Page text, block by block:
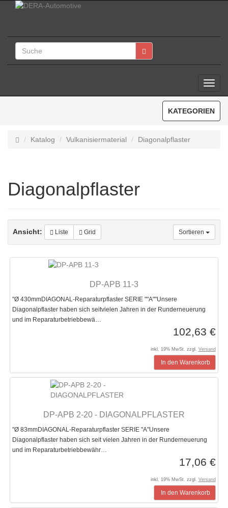
KATEGORIEN
Katalog Vulkanisiermaterial Diagonalpflaster
Diagonalpflaster
Ansicht: Liste Grid Sortieren
DP-APB 11-3
"Ø 430mmDIAGONAL-Reparaturpflaster SERIE ""A""Unsere
Diagonalpflaster haben sich seitvielen Jahren in der Runderneuerung
und im Reparaturbetriebbewä…
102,63 €
inkl. 19% MwSt. zzgl. Versand
In den Warenkorb
DP-APB 2-20 - DIAGONALPFLASTER
"Ø 83mmDIAGONAL-Reparaturpflaster SERIE "A"Unsere
Diagonalpflaster haben sich seit vielen Jahren in der Runderneuerung
und im Reparaturbetriebbewähr…
17,06 €
inkl. 19% MwSt. zzgl. Versand
In den Warenkorb